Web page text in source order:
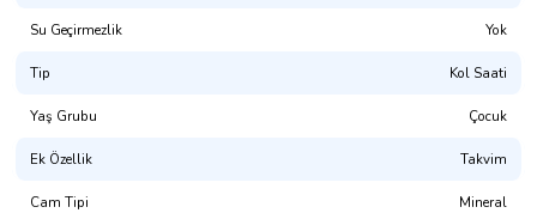
Su Geçirmezlik Yok
Tip Kol Saati
Yaş Grubu Çocuk
Ek Özellik Takvim
Cam Tipi Mineral